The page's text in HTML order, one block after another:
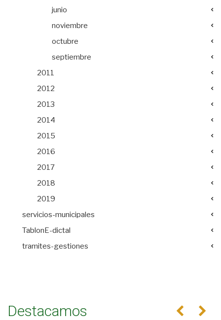
junio
noviembre
octubre
septiembre
2011
2012
2013
2014
2015
2016
2017
2018
2019
servicios-municipales
TablonE-dictal
tramites-gestiones
Destacamos Anterior